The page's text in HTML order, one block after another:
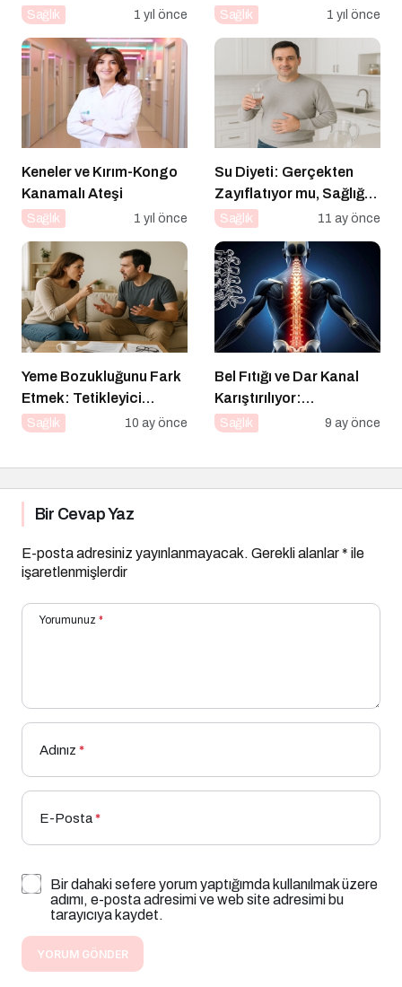
Sağlık 1 yıl önce Sağlık 1 yıl önce
Keneler ve Kırım-Kongo
Kanamalı Ateşi
Sağlık 1 yıl önce
Su Diyeti: Gerçekten
Zayıflatıyor mu, Sağlığa
Zararları Ne?
Sağlık 11 ay önce
Yeme Bozukluğunu Fark
Etmek: Tetikleyici
Anlarla Yüzleşmek
Sağlık 10 ay önce
Bel Fıtığı ve Dar Kanal
Karıştırılıyor:
Aralarındaki Farklar
Sağlık 9 ay önce
Bir Cevap Yaz
E-posta adresiniz yayınlanmayacak. Gerekli alanlar* ile
işaretlenmişlerdir
Yorumunuz *
Adınız *
E-Posta*
Bir dahaki sefere yorum yaptığımda kullanılmak üzere
adımı, e-posta adresimi ve web site adresimi bu
tarayıcıya kaydet.
YORUM GÖNDER